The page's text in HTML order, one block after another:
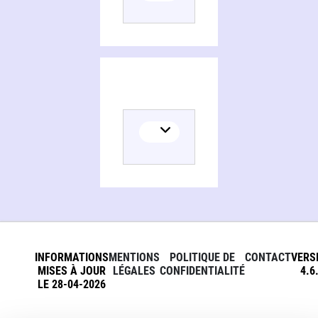
INFORMATIONS
MISES À JOUR
LE 28-04-2026
MENTIONS
LÉGALES
POLITIQUE DE
CONFIDENTIALITÉ
CONTACT